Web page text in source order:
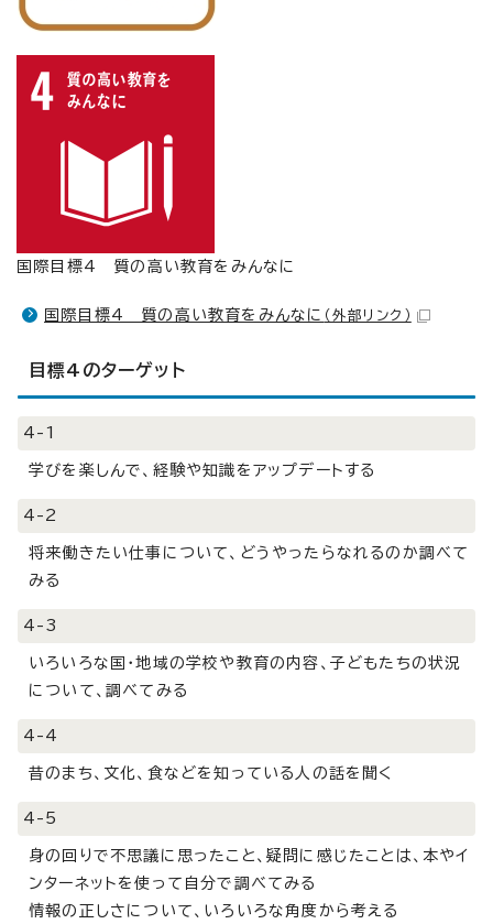
国際目標4 質の高い教育をみんなに
国際目標4 質の高い教育をみんなに （外部リンク）
目標4のターゲット
4-1
学びを楽しんで、経験や知識をアップデートする
4-2
将来働きたい仕事について、どうやったらなれるのか調べて
みる
4-3
いろいろな国・地域の学校や教育の内容、子どもたちの状況
について、調べてみる
4-4
昔のまち、文化、食などを知っている人の話を聞く
4-5
身の回りで不思議に思ったこと、疑問に感じたことは、本やイ
ンターネットを使って自分で調べてみる
情報の正しさについて、いろいろな角度から考える